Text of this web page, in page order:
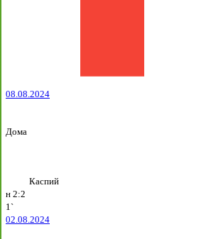
08.08.2024
Дома
Каспий
н 2:2
1`
02.08.2024